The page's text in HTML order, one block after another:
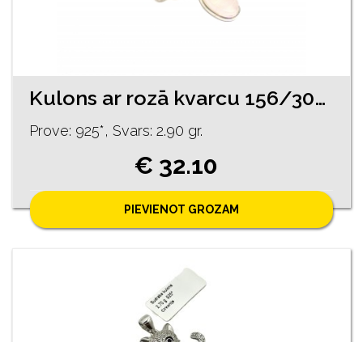
Kulons ar rozā kvarcu 156/3025
Prove: 925*, Svars: 2.90 gr.
€ 32.10
PIEVIENOT GROZAM